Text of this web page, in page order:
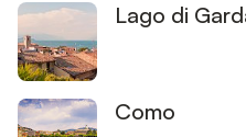
Lago di
Como